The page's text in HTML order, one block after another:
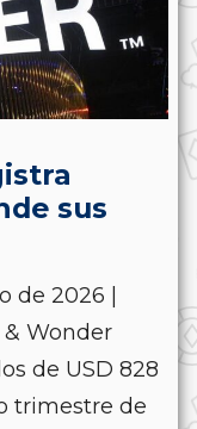
sus
de 2026 |
Wonder
de USD 828
trimestre de